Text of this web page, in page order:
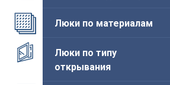
Люки по материалам
Люки по типу
открывания